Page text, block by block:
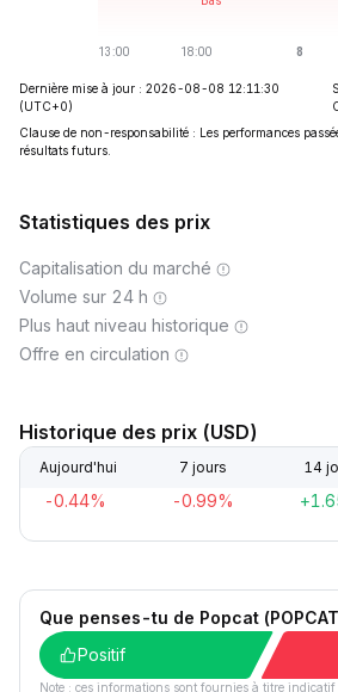
Dernière mise à jour : 2026-08-08 12:11:30
(UTC+0)
Clause de non-responsabilité : Les performances
résultats futurs.
Statistiques des prix
Capitalisation du marché
Volume sur 24 h
Plus haut niveau historique
Offre en circulation
Historique des prix (USD)
Aujourd'hui 7 jours 14
-0.44% -0.99%
Que penses-tu de Popcat
Positif
Note : ces informations sont fournies à titre